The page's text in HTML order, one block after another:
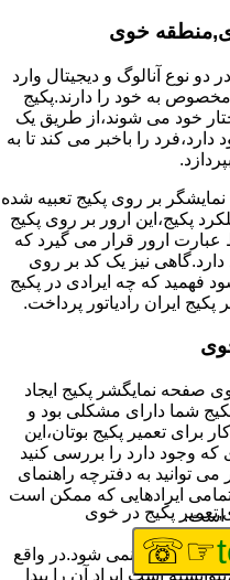
خوی
دو نوع آنالوگ و دیجیتال وارد
به خود را دارند.پکیج
خود می شوند،از طریق یک
را باخبر می کند تا به
بر روی پکیج تعبیه شده
پکیج،این ارور بر روی پکیج
عبارت ارور قرار می گیرد که
دارد.گاهی نیز یک کد بر روی
فهمید که چه ایرادی در پکیج
ایران رادیاتور پرداخت.
صفحه نمایگشر پکیج ایجاد
شما دارای مشکلی بود و
برای تعمیر پکیج بوتان،این
که وجود دارد را بررسی کنید
توانید به دفترچه راهنمای
ایرادهایی که ممکن است
است.
نمایش داده نمی شود.در واقع
است ایراد آن را پیدا
پکیج در خوی
☞☏